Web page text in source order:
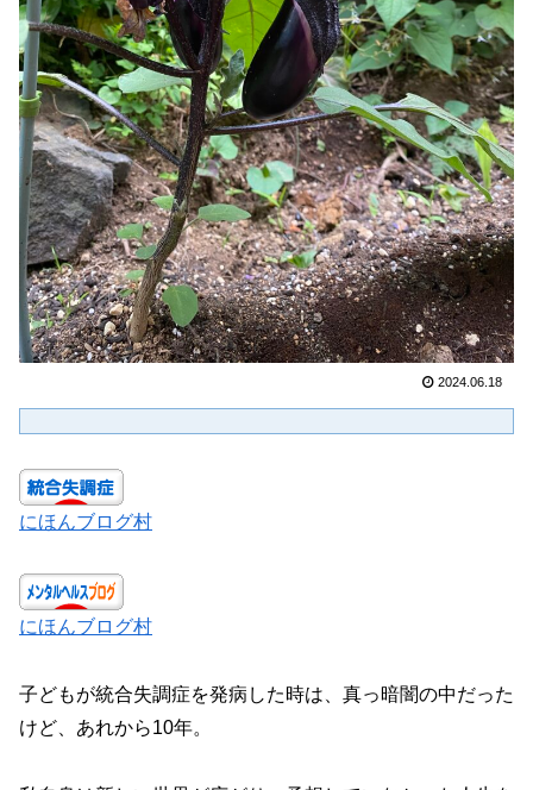
2024.06.18
にほんブログ村
にほんブログ村
子どもが統合失調症を発病した時は、真っ暗闇の中だった
けど、あれから10年。